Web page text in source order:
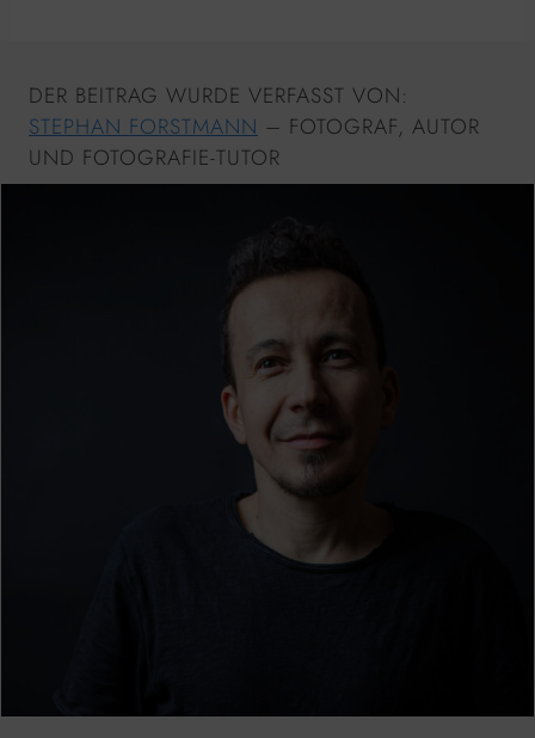
DER BEITRAG WURDE VERFASST VON:
STEPHAN FORSTMANN – FOTOGRAF, AUTOR
UND FOTOGRAFIE-TUTOR